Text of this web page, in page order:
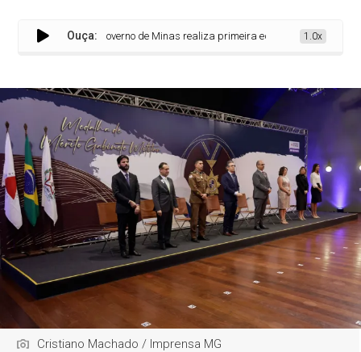
Ouça:
Governo de Minas realiza primeira edição da Medalha de
1.0x
Cristiano Machado / Imprensa MG